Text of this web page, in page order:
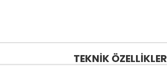
TEKNİK ÖZELLİKLER